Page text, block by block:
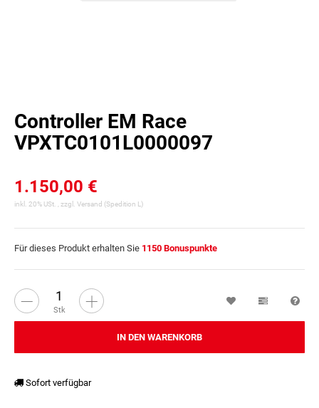
Controller EM Race
VPXTC0101L0000097
1.150,00 €
inkl. 20% USt. , zzgl. Versand (Spedition L)
Für dieses Produkt erhalten Sie 1150 Bonuspunkte
Stk
IN DEN WARENKORB
Sofort verfügbar
Wunschzettel